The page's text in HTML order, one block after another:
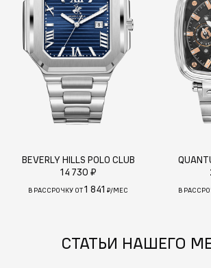
BEVERLY HILLS POLO CLUB
14 730 ₽
В РАССРОЧКУ ОТ1 841 ₽/МЕС В
СТАТЬИ НАШЕГО